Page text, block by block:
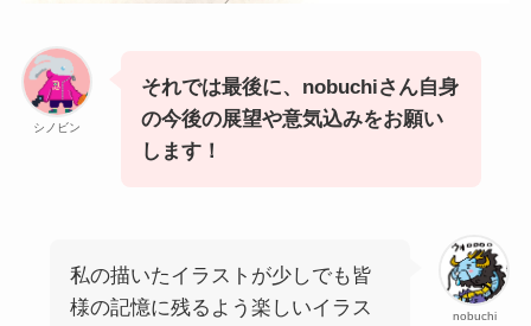
シノビン
それでは最後に、nobuchiさん自身
の今後の展望や意気込みをお願い
します！
nobuchi
私の描いたイラストが少しでも皆
様の記憶に残るよう楽しいイラス